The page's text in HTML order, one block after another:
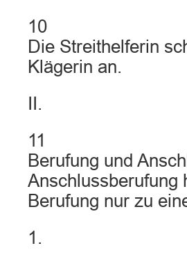
10
Die Streithelferin
Klägerin an.
II.
11
Berufung und
Anschlussberufung
Berufung nur zu
1.